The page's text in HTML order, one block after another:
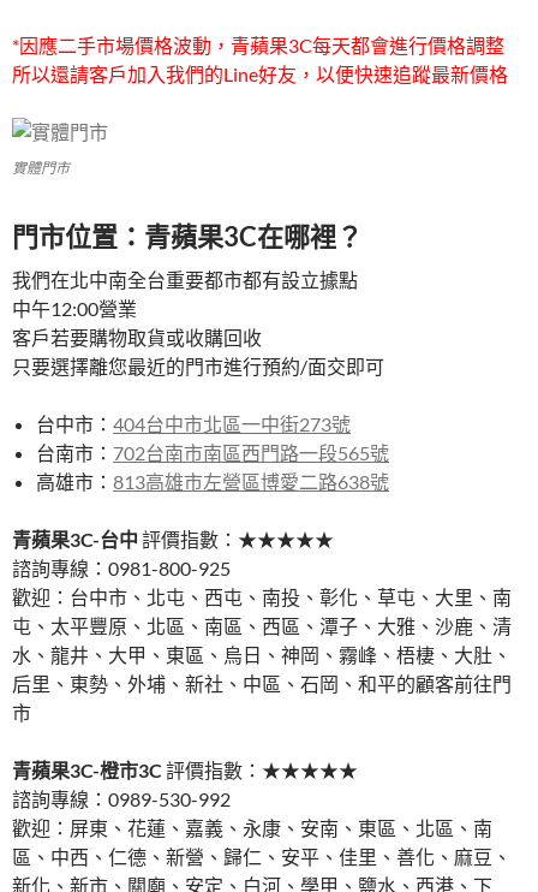
*因應二手市場價格波動，青蘋果3C每天都會進行價格調整
所以還請客戶加入我們的Line好友，以便快速追蹤最新價格
實體門市
門市位置：青蘋果3C在哪裡？
我們在北中南全台重要都市都有設立據點
中午12:00營業
客戶若要購物取貨或收購回收
只要選擇離您最近的門市進行預約/面交即可
台中市： 404台中市北區一中街273號
台南市： 702台南市南區西門路一段565號
高雄市： 813高雄市左營區博愛二路638號
青蘋果3C-台中 評價指數：★★★★★
諮詢專線：0981-800-925
歡迎：台中市、北屯、西屯、南投、彰化、草屯、大里、南
屯、太平豐原、北區、南區、西區、潭子、大雅、沙鹿、清
水、龍井、大甲、東區、烏日、神岡、霧峰、梧棲、大肚、
后里、東勢、外埔、新社、中區、石岡、和平的顧客前往門
市
青蘋果3C-橙市3C 評價指數：★★★★★
諮詢專線：0989-530-992
歡迎：屏東、花蓮、嘉義、永康、安南、東區、北區、南
區、中西、仁德、新營、歸仁、安平、佳里、善化、麻豆、
新化、新市、關廟、安定、白河、學甲、鹽水、西港、下